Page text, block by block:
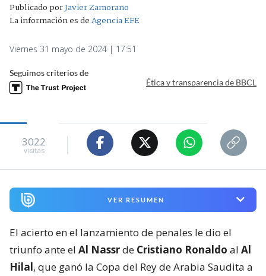
Publicado porJavier Zamorano
La información es deAgencia EFE
Viernes 31 mayo de 2024 | 17:51
Seguimos criterios de
Ética y transparencia de BBCL
3022
visitas
VER RESUMEN
El acierto en el lanzamiento de penales le dio el
triunfo ante el Al Nassrde Cristiano Ronaldo al Al
Hilal, que ganó la Copa del Rey de Arabia Saudita a